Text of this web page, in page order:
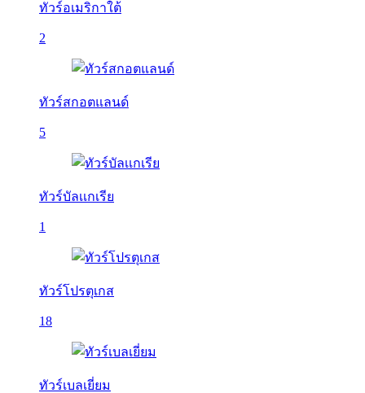
ทัวร์อเมริกาใต้
2
ทัวร์สกอตแลนด์
5
ทัวร์บัลเเกเรีย
1
ทัวร์โปรตุเกส
18
ทัวร์เบลเยี่ยม